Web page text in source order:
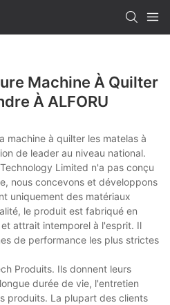
Machine À Quilter
À ALFORU
machine à quilter les matelas à
de leader au niveau national.
Limited n'a pas conçu
nous concevons et développons
uniquement des matériaux
le produit est fabriqué en
attrait intemporel à l'esprit. Il
de performance les plus strictes
Produits. Ils donnent leurs
durée de vie, l'entretien
produits. La plupart des clients